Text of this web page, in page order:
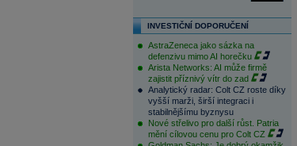
INVESTIČNÍ DOPORUČENÍ
AstraZeneca jako sázka na
defenzivu mimo AI horečku
Arista Networks: AI může firmě
zajistit příznivý vítr do zad
Analytický radar: Colt CZ roste díky
vyšší marži, širší integraci i
stabilnějšímu byznysu
Nové střelivo pro další růst. Patria
mění cílovou cenu pro Colt CZ